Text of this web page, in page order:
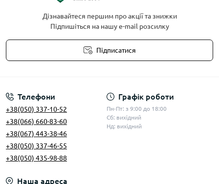
Дізнавайтеся першим про акції та знижки
Підпишіться на нашу e-mail розсилку
Підписатися
Телефони
+38(050) 337-10-52
+38(066) 660-83-60
+38(067) 443-38-46
+38(050) 337-46-55
+38(050) 435-98-88
Графік роботи
Пн-Пт: з 9:00 до 18:00
Сб: вихідний
Нд: вихідний
Наша адреса